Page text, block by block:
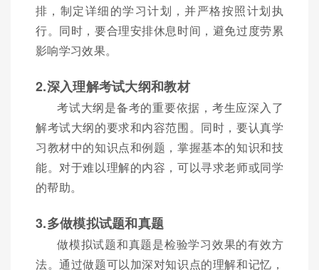
排，制定详细的学习计划，并严格按照计划执
行。同时，要合理安排休息时间，避免过度劳累
影响学习效果。
2.深入理解考试大纲和教材
考试大纲是备考的重要依据，考生应深入了
解考试大纲的要求和内容范围。同时，要认真学
习教材中的知识点和例题，掌握基本的知识和技
能。对于难以理解的内容，可以寻求老师或同学
的帮助。
3.多做模拟试题和真题
做模拟试题和真题是检验学习效果的有效方
法。通过做题可以加深对知识点的理解和记忆，